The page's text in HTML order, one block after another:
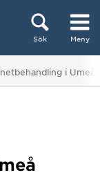
Sök Meny
i Umeå